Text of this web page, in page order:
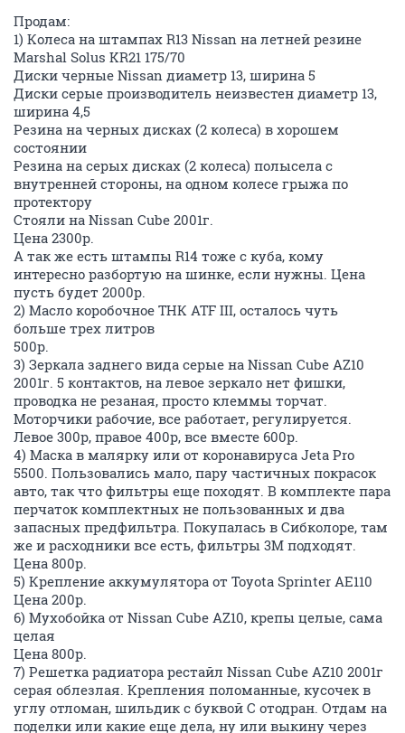
Продам:
1) Колеса на штампах R13 Nissan на летней резине
Marshal Solus KR21 175/70
Диски черные Nissan диаметр 13, ширина 5
Диски серые производитель неизвестен диаметр 13,
ширина 4,5
Резина на черных дисках (2 колеса) в хорошем
состоянии
Резина на серых дисках (2 колеса) полысела с
внутренней стороны, на одном колесе грыжа по
протектору
Стояли на Nissan Cube 2001г.
Цена 2300р.
А так же есть штампы R14 тоже с куба, кому
интересно разбортую на шинке, если нужны. Цена
пусть будет 2000р.
2) Масло коробочное ТНК ATF III, осталось чуть
больше трех литров
500р.
3) Зеркала заднего вида серые на Nissan Cube AZ10
2001г. 5 контактов, на левое зеркало нет фишки,
проводка не резаная, просто клеммы торчат.
Моторчики рабочие, все работает, регулируется.
Левое 300р, правое 400р, все вместе 600р.
4) Маска в малярку или от коронавируса Jeta Pro
5500. Пользовались мало, пару частичных покрасок
авто, так что фильтры еще походят. В комплекте пара
перчаток комплектных не пользованных и два
запасных предфильтра. Покупалась в Сибколоре, там
же и расходники все есть, фильтры 3М подходят.
Цена 800р.
5) Крепление аккумулятора от Toyota Sprinter AE110
Цена 200р.
6) Мухобойка от Nissan Cube AZ10, крепы целые, сама
целая
Цена 800р.
7) Решетка радиатора рестайл Nissan Cube AZ10 2001г
серая облезлая. Крепления поломанные, кусочек в
углу отломан, шильдик с буквой C отодран. Отдам на
поделки или какие еще дела, ну или выкину через